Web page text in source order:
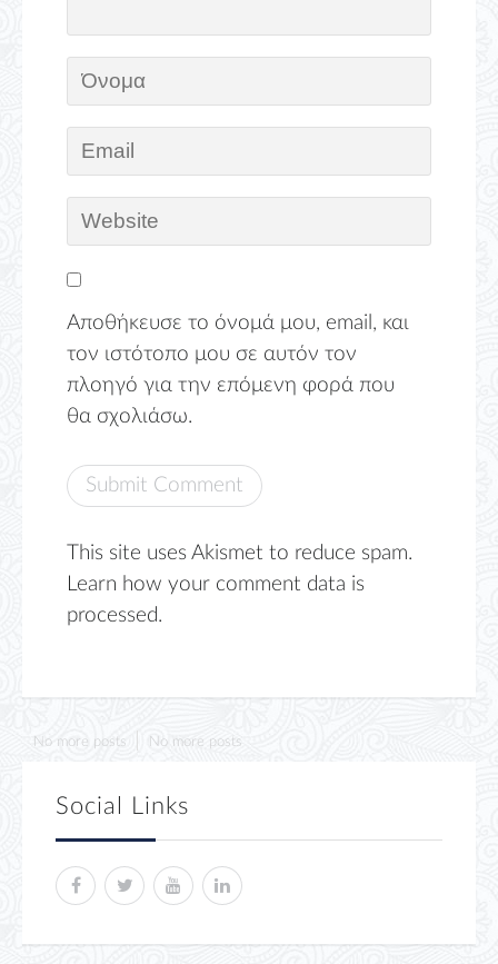
Αποθήκευσε το όνομά μου, email, και
τον ιστότοπο μου σε αυτόν τον
πλοηγό για την επόμενη φορά που
θα σχολιάσω.
This site uses Akismet to reduce spam.
Learn how your comment data is
processed.
No more posts No more posts
Social Links